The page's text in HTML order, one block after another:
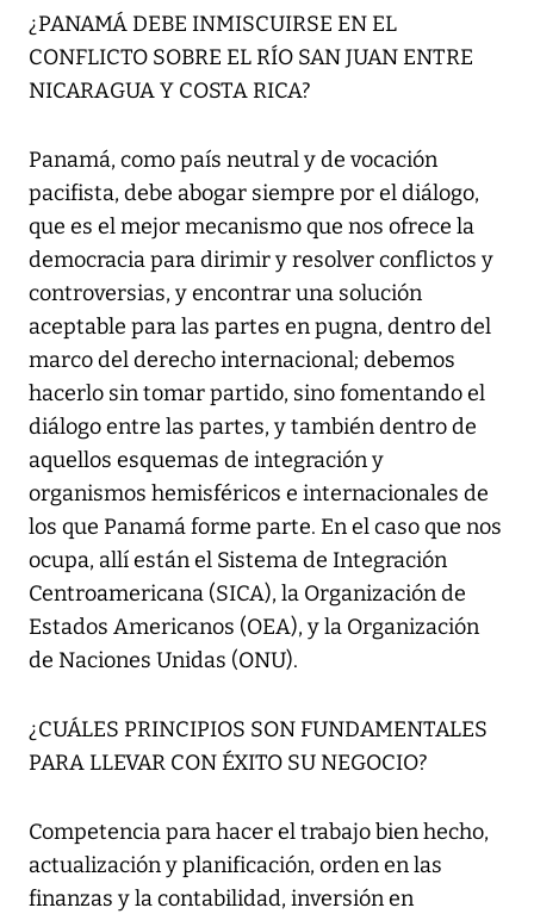
¿PANAMÁ DEBE INMISCUIRSE EN EL
CONFLICTO SOBRE EL RÍO SAN JUAN ENTRE
NICARAGUA Y COSTA RICA?
Panamá, como país neutral y de vocación
pacifista, debe abogar siempre por el diálogo,
que es el mejor mecanismo que nos ofrece la
democracia para dirimir y resolver conflictos y
controversias, y encontrar una solución
aceptable para las partes en pugna, dentro del
marco del derecho internacional; debemos
hacerlo sin tomar partido, sino fomentando el
diálogo entre las partes, y también dentro de
aquellos esquemas de integración y
organismos hemisféricos e internacionales de
los que Panamá forme parte. En el caso que nos
ocupa, allí están el Sistema de Integración
Centroamericana (SICA), la Organización de
Estados Americanos (OEA), y la Organización
de Naciones Unidas (ONU).
¿CUÁLES PRINCIPIOS SON FUNDAMENTALES
PARA LLEVAR CON ÉXITO SU NEGOCIO?
Competencia para hacer el trabajo bien hecho,
actualización y planificación, orden en las
finanzas y la contabilidad, inversión en